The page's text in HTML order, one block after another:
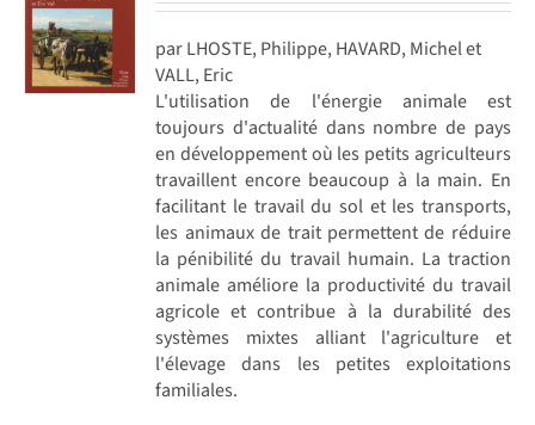
par LHOSTE, Philippe, HAVARD, Michel et
VALL, Eric
L'utilisation de l'énergie animale est
toujours d'actualité dans nombre de pays
en développement où les petits agriculteurs
travaillent encore beaucoup à la main. En
facilitant le travail du sol et les transports,
les animaux de trait permettent de réduire
la pénibilité du travail humain. La traction
animale améliore la productivité du travail
agricole et contribue à la durabilité des
systèmes mixtes alliant l'agriculture et
l'élevage dans les petites exploitations
familiales.